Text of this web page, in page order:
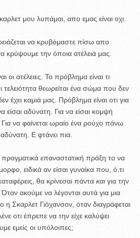
μου λυπάμαι, απο εμας είναι οχι.
να κρυβόμαστε πίσω απο
κρύψουμε την όποια ατέλειά μας.
οι ατέλειες. Το πρόβλημα είναι τι
τελειότητα θεωρείται ένα σώμα που δεν
έχει καμιά μας. Πρόβλημα είναι οτι για
είσαι αδύνατη. Για να είσαι κομψή
να φαίνεται ωραίο ένα ρούχο πάνω
Ε φτάνει πια.
πραγματικά επαναστατική πράξη το να
ειδικά αν είσαι γυναίκα που, ό,τι
θα κρίνεσαι πάντα και για την
ακούμε να λέγονται αυτά για μια
Σκαρλετ Γιόχανσον, όταν διαγράφεται
οτι έπρεπε να την είχε καλύψει
εμείς οι υπόλοιπες;